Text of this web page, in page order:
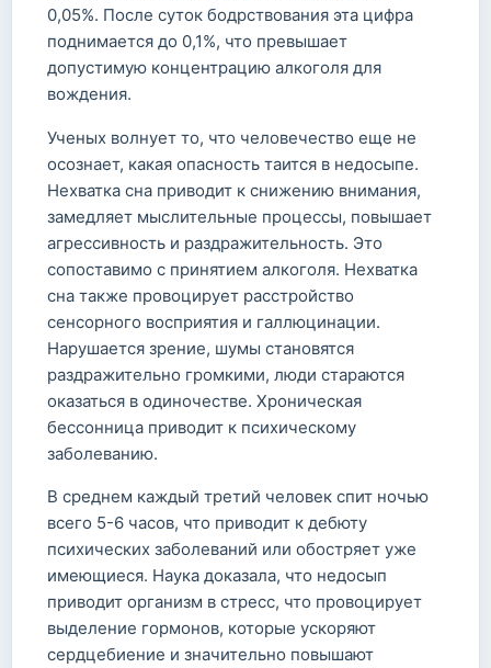
0,05%. После суток бодрствования эта цифра
поднимается до 0,1%, что превышает
допустимую концентрацию алкоголя для
вождения.
Ученых волнует то, что человечество еще не
осознает, какая опасность таится в недосыпе.
Нехватка сна приводит к снижению внимания,
замедляет мыслительные процессы, повышает
агрессивность и раздражительность. Это
сопоставимо с принятием алкоголя. Нехватка
сна также провоцирует расстройство
сенсорного восприятия и галлюцинации.
Нарушается зрение, шумы становятся
раздражительно громкими, люди стараются
оказаться в одиночестве. Хроническая
бессонница приводит к психическому
заболеванию.
В среднем каждый третий человек спит ночью
всего 5-6 часов, что приводит к дебюту
психических заболеваний или обостряет уже
имеющиеся. Наука доказала, что недосып
приводит организм в стресс, что провоцирует
выделение гормонов, которые ускоряют
сердцебиение и значительно повышают